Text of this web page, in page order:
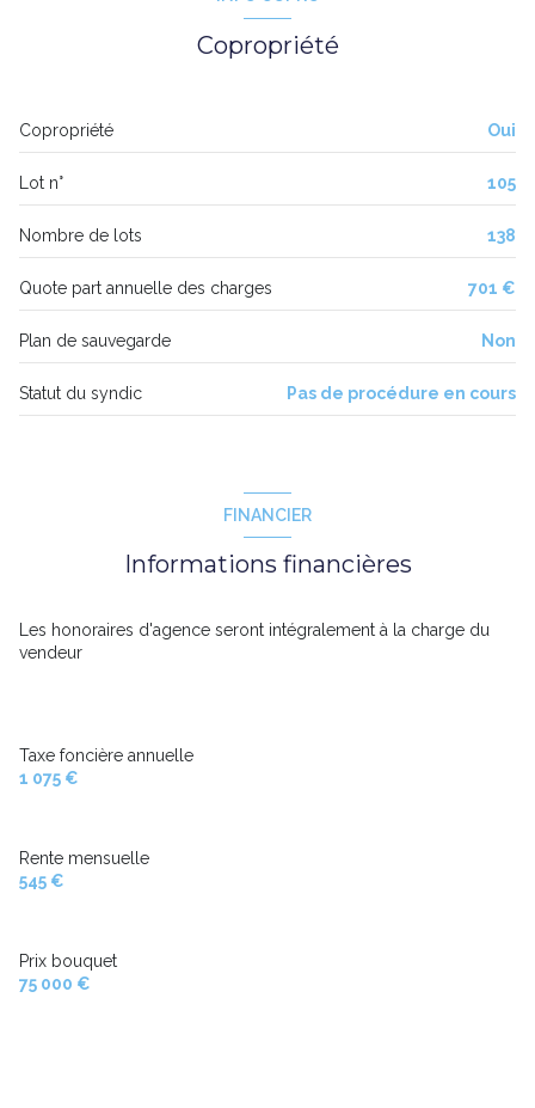
visiophone
cuisine
salon/sejour 22.89 m²
Dégagement 5.22 m²
chambre 11.20 m²
Copropriété
Copropriété Oui
Lot n° 105
Nombre de lots 138
Quote part annuelle des charges 701 €
Plan de sauvegarde Non
Statut du syndic Pas de procédure en cours
FINANCIER
Informations financières
Les honoraires d'agence seront intégralement à la charge du
vendeur
Taxe foncière annuelle
1 075 €
Rente mensuelle
545 €
Prix bouquet
75 000 €